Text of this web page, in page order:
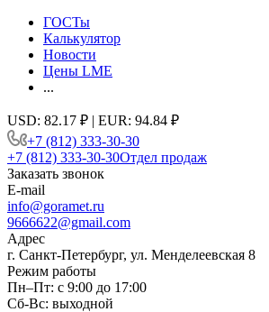
ГОСТы
Калькулятор
Новости
Цены LME
...
USD: 82.17 ₽ | EUR: 94.84 ₽
+7 (812) 333-30-30
+7 (812) 333-30-30Отдел продаж
Заказать звонок
E-mail
info@goramet.ru
9666622@gmail.com
Адрес
г. Санкт-Петербург, ул. Менделеевская 8
Режим работы
Пн–Пт: с 9:00 до 17:00
Сб-Вс: выходной